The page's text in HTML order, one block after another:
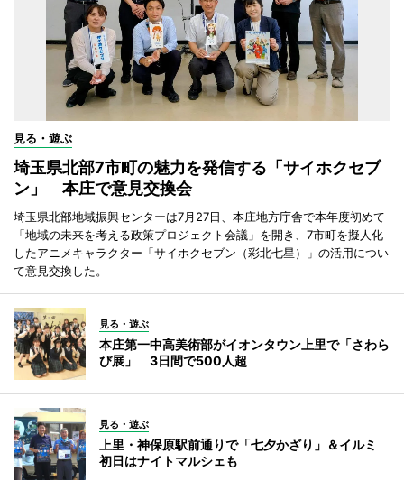
見る・遊ぶ
埼玉県北部7市町の魅力を発信する「サイホクセブ
ン」 本庄で意見交換会
埼玉県北部地域振興センターは7月27日、本庄地方庁舎で本年度初めて
「地域の未来を考える政策プロジェクト会議」を開き、7市町を擬人化
したアニメキャラクター「サイホクセブン（彩北七星）」の活用につい
て意見交換した。
見る・遊ぶ
本庄第一中高美術部がイオンタウン上里で「さわら
び展」 3日間で500人超
見る・遊ぶ
上里・神保原駅前通りで「七夕かざり」＆イルミ
初日はナイトマルシェも